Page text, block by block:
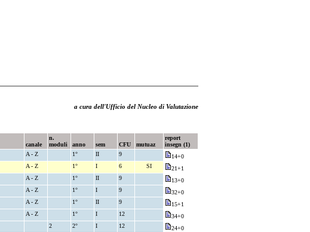
a cura dell'Ufficio del Nucleo di Valutazione
canale
n.
moduli
anno sem CFU mutuaz
report
insegn (1)
A - Z 1° II 9
14+0
A - Z 1° I 6 SI
21+1
A - Z 1° II 9
13+0
A - Z 1° I 9
32+0
A - Z 1° II 9
15+1
A - Z 1° I 12
34+0
2 2° I 12
24+0